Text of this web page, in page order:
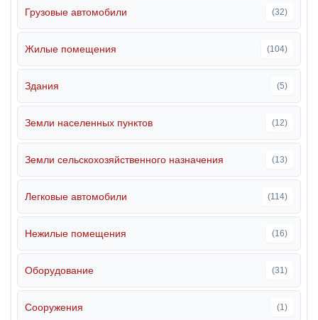
Грузовые автомобили (32)
Жилые помещения (104)
Здания (5)
Земли населенных пунктов (12)
Земли сельскохозяйственного назначения (13)
Легковые автомобили (114)
Нежилые помещения (16)
Оборудование (31)
Сооружения (1)